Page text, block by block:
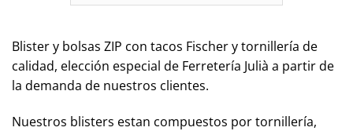
Blister y bolsas ZIP con tacos Fischer y tornillería de
calidad, elección especial de Ferretería Julià a partir de
la demanda de nuestros clientes.
Nuestros blisters estan compuestos por tornillería,